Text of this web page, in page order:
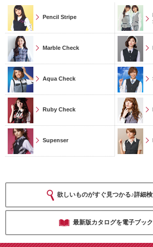
Pencil Stripe
Marble Check
Aqua Check
Ruby Check
Supenser
欲しいものがすぐ見つかる♪詳細
最新版カタログを電子ブッ